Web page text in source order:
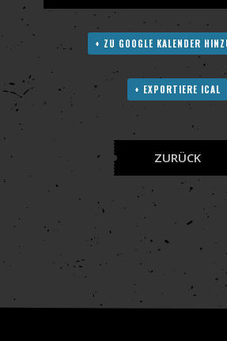
+ ZU GOOGLE KALENDER
+ EXPORTIERE ICAL
ZURÜCK